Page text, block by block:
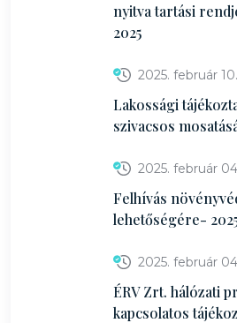
nyitva tartási
2025
2025. február 10.
Lakossági
szivacsos
2025. február
Felhívás
lehetőségére-
2025. február
ÉRV Zrt. hálózati
kapcsolatos